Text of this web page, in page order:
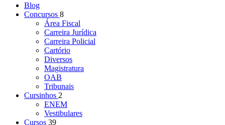
Blog
Concursos 8
Área Fiscal
Carreira Jurídica
Carreira Policial
Cartório
Diversos
Magistratura
OAB
Tribunais
Cursinhos 2
ENEM
Vestibulares
Cursos 39